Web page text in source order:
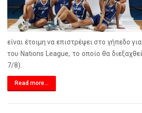
είναι έτοιμη να επιστρέψει στο γήπεδο
του Nations League, το οποίο θα
7/8).
Read more...